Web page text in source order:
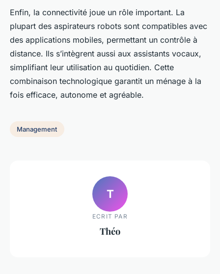
Enfin, la connectivité joue un rôle important. La
plupart des aspirateurs robots sont compatibles avec
des applications mobiles, permettant un contrôle à
distance. Ils s’intègrent aussi aux assistants vocaux,
simplifiant leur utilisation au quotidien. Cette
combinaison technologique garantit un ménage à la
fois efficace, autonome et agréable.
Management
T
ECRIT PAR
Théo